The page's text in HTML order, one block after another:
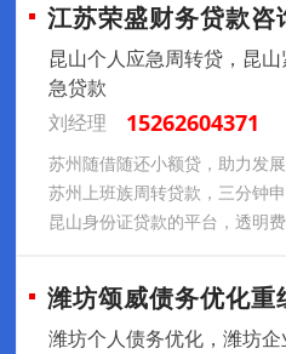
江苏荣盛财务贷款咨
昆山个人应急周转贷，昆
急贷款
刘经理
15262604371
苏州随借随还小额贷，助力发
苏州上班族周转贷款，三分钟
昆山身份证贷款的平台，透明
潍坊颂威债务优化重
潍坊个人债务优化，潍坊